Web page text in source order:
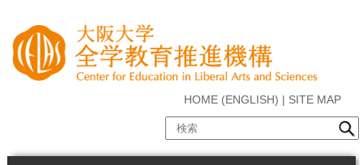
HOME(ENGLISH) | SITE MAP